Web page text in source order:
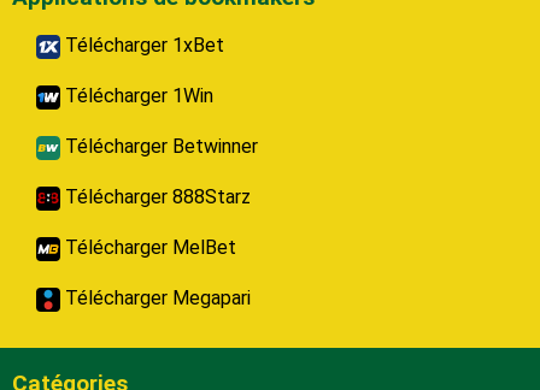
Télécharger 1xBet
Télécharger 1Win
Télécharger Betwinner
Télécharger 888Starz
Télécharger MelBet
Télécharger Megapari
Catégories